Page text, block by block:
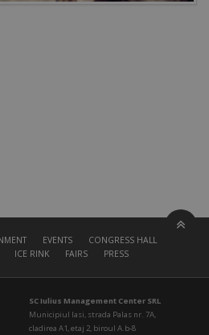
EVENTS
CONGRESS HALL
ICE RINK FAIRS PRESS
SC Iulius Management Center SRL
Municipiul Iasi, strada Palas nr. 7A,
cladirea A1, etaj 2, biroul A.b-8